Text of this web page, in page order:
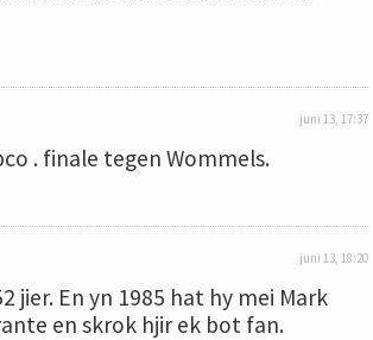
juni 13, 17:37
. finale tegen Wommels.
juni 13, 18:20
En yn 1985 hat hy mei Mark
en skrok hjir ek bot fan.